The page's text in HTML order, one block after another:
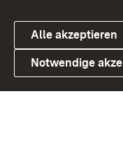
Link zum
Alle akzeptieren
Notwendige